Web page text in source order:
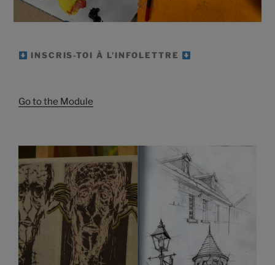
INSCRIS-TOI À L'INFOLETTRE
Go to the Module